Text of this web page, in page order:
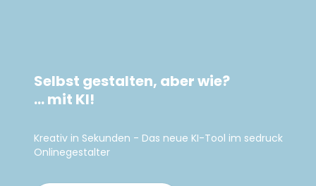
Selbst gestalten, aber wie?
... mit KI!
Kreativ in Sekunden - Das neue KI-Tool im sedruck
Onlinegestalter